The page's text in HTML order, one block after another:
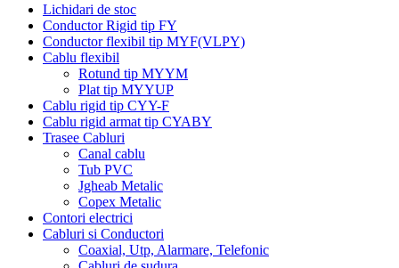
Lichidari de stoc
Conductor Rigid tip FY
Conductor flexibil tip MYF(VLPY)
Cablu flexibil
Rotund tip MYYM
Plat tip MYYUP
Cablu rigid tip CYY-F
Cablu rigid armat tip CYABY
Trasee Cabluri
Canal cablu
Tub PVC
Jgheab Metalic
Copex Metalic
Contori electrici
Cabluri si Conductori
Coaxial, Utp, Alarmare, Telefonic